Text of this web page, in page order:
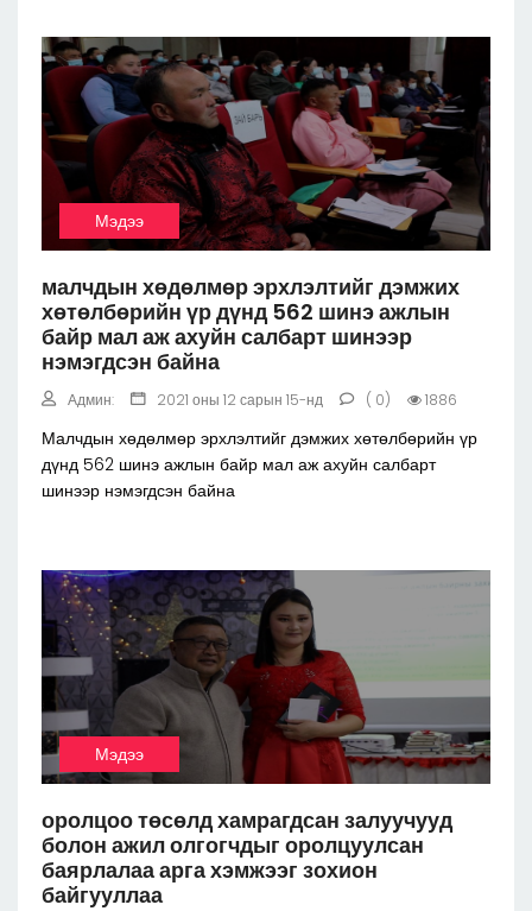
Мэдээ
малчдын хөдөлмөр эрхлэлтийг дэмжих
хөтөлбөрийн үр дүнд 562 шинэ ажлын
байр мал аж ахуйн салбарт шинээр
нэмэгдсэн байна
Админ: 2021 оны 12 сарын 15-нд ( 0) 1886
Малчдын хөдөлмөр эрхлэлтийг дэмжих хөтөлбөрийн үр
дүнд 562 шинэ ажлын байр мал аж ахуйн салбарт
шинээр нэмэгдсэн байна
Мэдээ
оролцоо төсөлд хамрагдсан залуучууд
болон ажил олгогчдыг оролцуулсан
баярлалаа арга хэмжээг зохион
байгууллаа